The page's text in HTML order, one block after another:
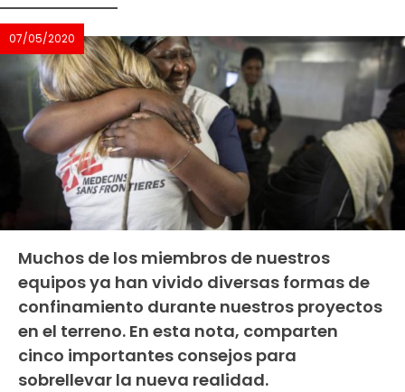
07/05/2020
Muchos de los miembros de nuestros
equipos ya han vivido diversas formas de
confinamiento durante nuestros proyectos
en el terreno. En esta nota, comparten
cinco importantes consejos para
sobrellevar la nueva realidad.